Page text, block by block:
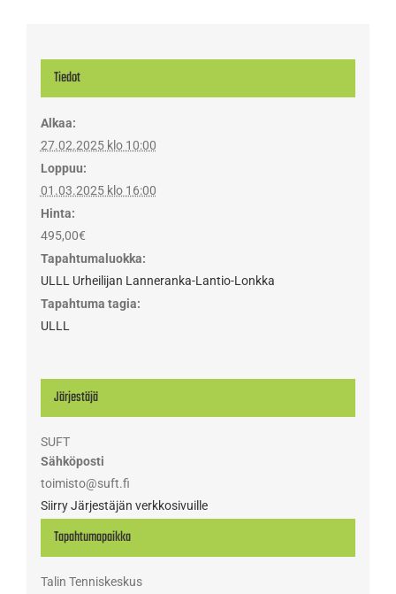
Tiedot
Alkaa:
27.02.2025 klo 10:00
Loppuu:
01.03.2025 klo 16:00
Hinta:
495,00€
Tapahtumaluokka:
ULLL Urheilijan Lanneranka-Lantio-Lonkka
Tapahtuma tagia:
ULLL
Tapahtumapaikka
Talin Tenniskeskus
Järjestäjä
SUFT
Sähköposti
toimisto@suft.fi
Siirry Järjestäjän verkkosivuille